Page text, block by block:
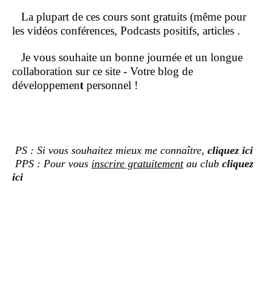
La plupart de ces cours sont gratuits (même pour
les vidéos conférences, Podcasts positifs, articles .
Je vous souhaite un bonne journée et un longue
collaboration sur ce site - Votre blog de
développement personnel !
PS : Si vous souhaitez mieux me connaître, cliquez ici
PPS : Pour vous inscrire gratuitementau club cliquez
ici